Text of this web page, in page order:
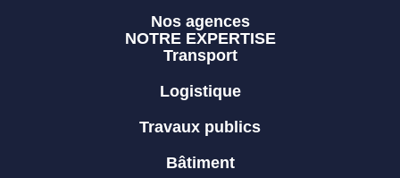
Nos agences
NOTRE EXPERTISE
Transport
Logistique
Travaux publics
Bâtiment